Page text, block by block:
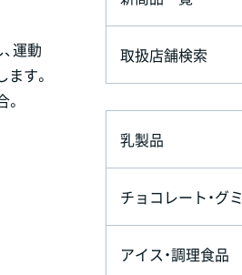
運動
す。
取扱店舗検索
乳製品
チョコレート・グミ
アイス・調理食品